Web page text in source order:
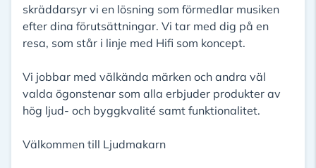
skräddarsyr vi en lösning som förmedlar musiken
efter dina förutsättningar. Vi tar med dig på en
resa, som står i linje med Hifi som koncept.
Vi jobbar med välkända märken och andra väl
valda ögonstenar som alla erbjuder produkter av
hög ljud- och byggkvalité samt funktionalitet.
Välkommen till Ljudmakarn